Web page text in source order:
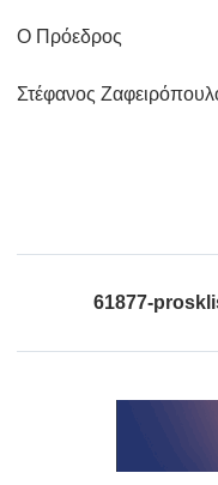
Ο Πρόεδρος Η
Στέφανος
61877-